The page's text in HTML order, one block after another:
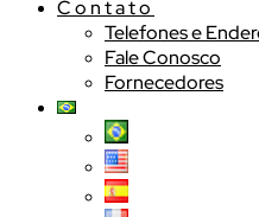
Contato
Telefones e
Fale Conosco
Fornecedores